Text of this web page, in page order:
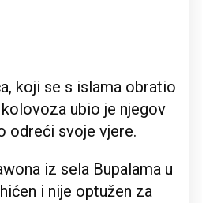
koji se s islama obratio
ubio je njegov
odreći svoje vjere.
iz sela Bupalama u
i nije optužen za